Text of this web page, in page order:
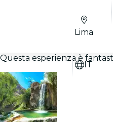
Lima
IT
Questa esperienza è